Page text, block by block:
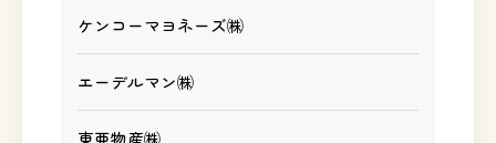
ケンコーマヨネーズ㈱
エーデルマン㈱
東亜物産㈱